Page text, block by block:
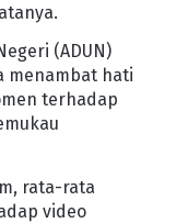
(ADUN)
menambat hati
terhadap
rata-rata
video